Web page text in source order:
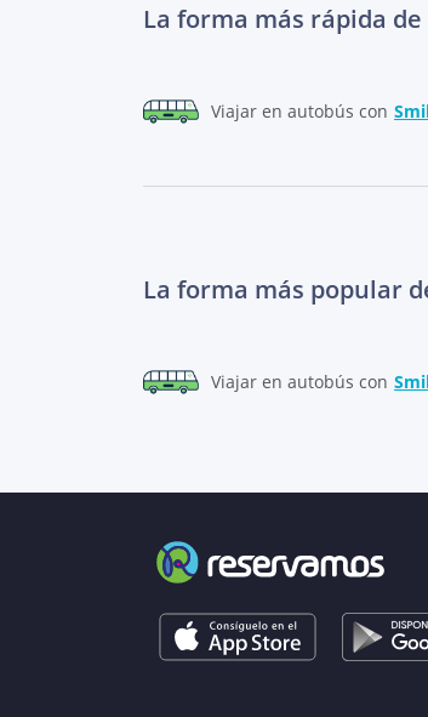
La forma más rápida
Viajar en autobús con
La forma más popular
Viajar en autobús con